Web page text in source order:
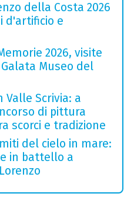
della Costa 2026
d'artificio e
2026, visite
Museo del
Valle Scrivia: a
di pittura
scorci e tradizione
del cielo in mare:
in battello a